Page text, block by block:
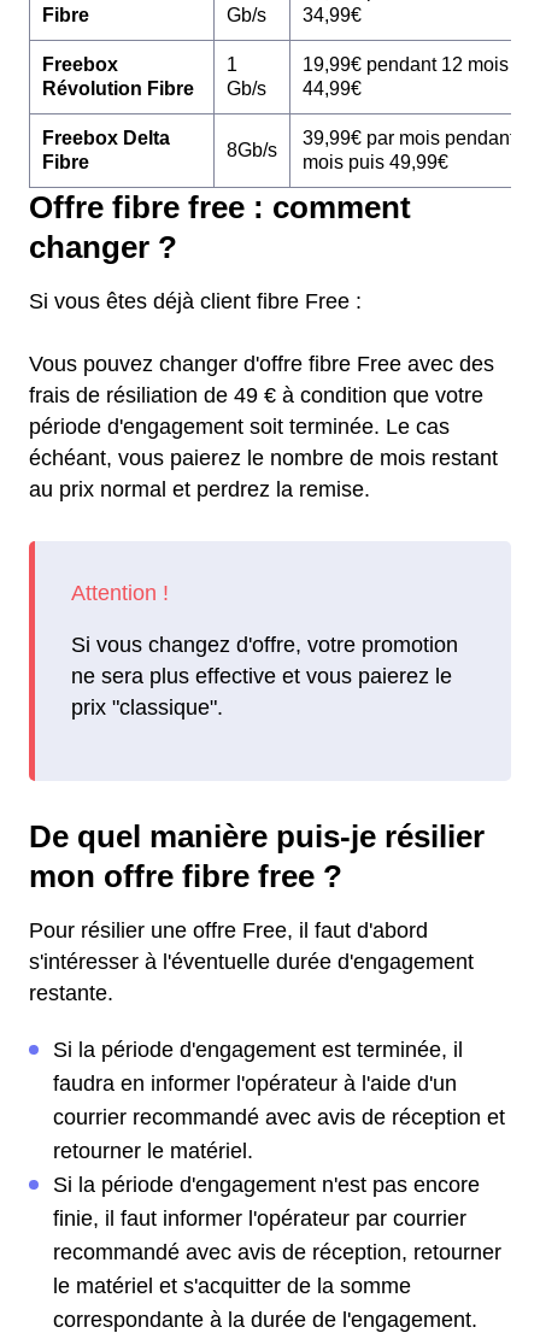
Fibre
Gb/s
34,99€
Freebox
Révolution Fibre
1
Gb/s
19,99€ pendant 12 mois
44,99€
Freebox Delta
Fibre
8Gb/s
39,99€ par mois pendant 12
mois puis 49,99€
Offre fibre free : comment
changer ?
Si vous êtes déjà client fibre Free :
Vous pouvez changer d'offre fibre Free avec des
frais de résiliation de 49 € à condition que votre
période d'engagement soit terminée. Le cas
échéant, vous paierez le nombre de mois restant
au prix normal et perdrez la remise.
Si vous changez d'offre, votre promotion
ne sera plus effective et vous paierez le
prix "classique".
De quel manière puis-je résilier
mon offre fibre free ?
Pour résilier une offre Free, il faut d'abord
s'intéresser à l'éventuelle durée d'engagement
restante.
Si la période d'engagement est terminée, il
faudra en informer l'opérateur à l'aide d'un
courrier recommandé avec avis de réception et
retourner le matériel.
Si la période d'engagement n'est pas encore
finie, il faut informer l'opérateur par courrier
recommandé avec avis de réception, retourner
le matériel et s'acquitter de la somme
correspondante à la durée de l'engagement.